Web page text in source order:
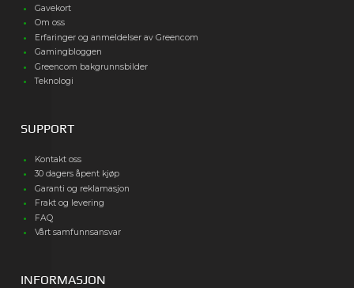
Gavekort
Om oss
Erfaringer og anmeldelser av Greencom
Gamingbloggen
Greencom bakgrunnsbilder
Teknologi
SUPPORT
Kontakt oss
30 dagers åpent kjøp
Garanti og reklamasjon
Frakt og levering
FAQ
Vårt samfunnsansvar
INFORMASJON